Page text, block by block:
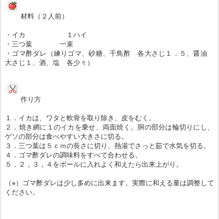
材料（２人前）
・イカ １ハイ
・三つ葉 一束
・ゴマ酢ダレ（練りゴマ、砂糖、千鳥酢 各大さじ１．５、醤油
大さじ１、酒、塩 各少々）
作り方
１．イカは、ワタと軟骨を取り除き、皮をむく。
２．焼き網に１のイカを乗せ、両面焼く。胴の部分は輪切りにし、
ゲソの部分は食べやすい大きさに切る。
３．三つ葉は５ｃｍの長さに切り、熱湯でさっと茹で水気を切る。
４． ゴマ酢ダレの調味料をすべて合わせる。
５．２，３，４をボールに入れよく和えたら出来上がり。
（※）ゴマ酢ダレは少し多めに出来ます。実際に和える量は調整して
ください。